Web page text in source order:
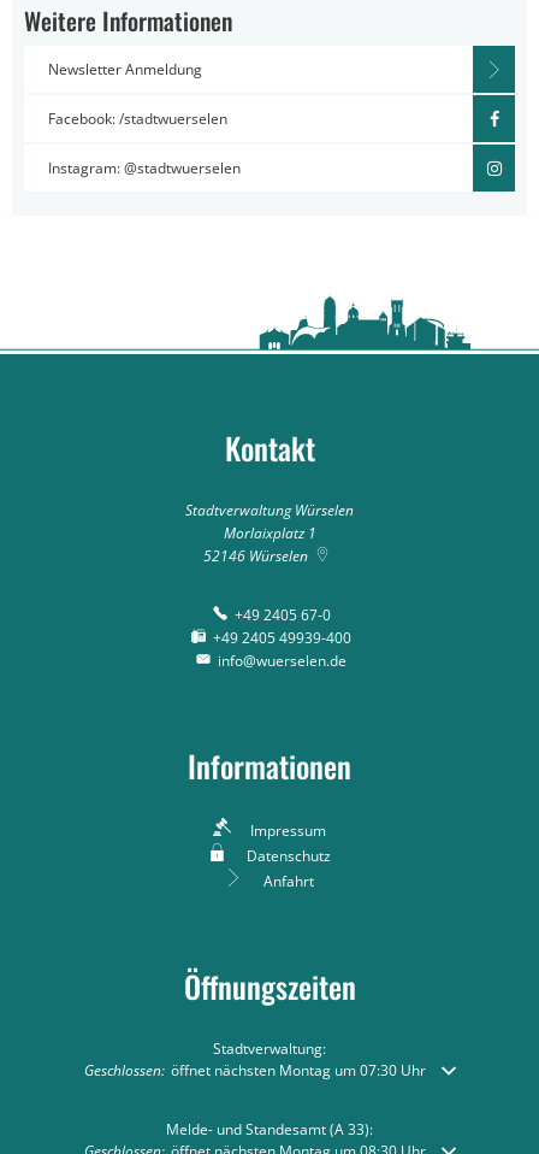
Weitere Informationen
Newsletter Anmeldung
Facebook: /stadtwuerselen
Instagram: @stadtwuerselen
Kontakt
Stadtverwaltung Würselen
Morlaixplatz 1
52146 Würselen
+49 2405 67-0
+49 2405 49939-400
info@wuerselen.de
Informationen
Impressum
Datenschutz
Anfahrt
Öffnungszeiten
Stadtverwaltung:
Klicken, um weitere Öffnungs- oder Schließzeiten auszublenden
Geschlossen: öffnet nächsten Montag um 07:30 Uhr
Melde- und Standesamt (A 33):